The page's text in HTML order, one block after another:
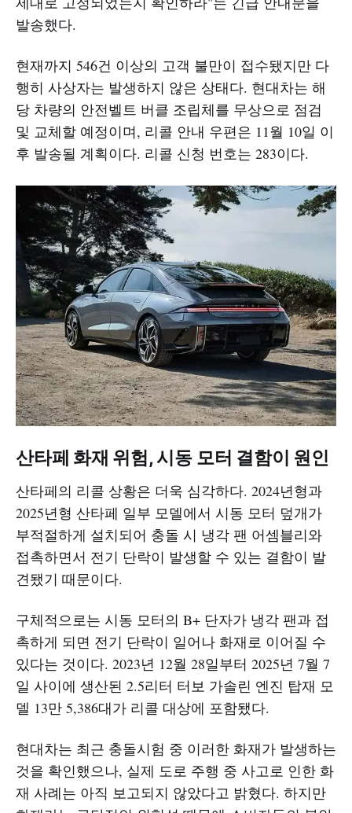
발송했다.
현재까지 546건 이상의 고객 불만이 접수됐지만 다
행히 사상자는 발생하지 않은 상태다. 현대차는 해
당 차량의 안전벨트 버클 조립체를 무상으로 점검
및 교체할 예정이며, 리콜 안내 우편은 11월 10일 이
후 발송될 계획이다. 리콜 신청 번호는 283이다.
산타페 화재 위험, 시동 모터 결함이 원인
산타페의 리콜 상황은 더욱 심각하다. 2024년형과
2025년형 산타페 일부 모델에서 시동 모터 덮개가
부적절하게 설치되어 충돌 시 냉각 팬 어셈블리와
접촉하면서 전기 단락이 발생할 수 있는 결함이 발
견됐기 때문이다.
구체적으로는 시동 모터의 B+ 단자가 냉각 팬과 접
촉하게 되면 전기 단락이 일어나 화재로 이어질 수
있다는 것이다. 2023년 12월 28일부터 2025년 7월 7
일 사이에 생산된 2.5리터 터보 가솔린 엔진 탑재 모
델 13만 5,386대가 리콜 대상에 포함됐다.
현대차는 최근 충돌시험 중 이러한 화재가 발생하는
것을 확인했으나, 실제 도로 주행 중 사고로 인한 화
재 사례는 아직 보고되지 않았다고 밝혔다. 하지만